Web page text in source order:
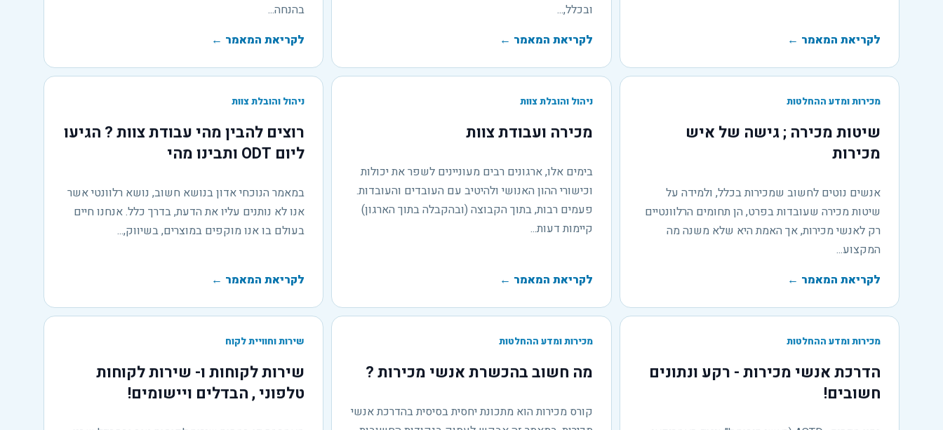
לקריאת המאמר ←
ובכלל,...
לקריאת המאמר ←
בהנחה...
לקריאת המאמר ←
מכירות ומדע ההחלטות
שיטות מכירה ; גישה של איש
מכירות
אנשים נוטים לחשוב שמכירות בכלל, ולמידה על
שיטות מכירה שעובדות בפרט, הן תחומים הרלוונטיים
רק לאנשי מכירות, אך האמת היא שלא משנה מה
המקצוע...
לקריאת המאמר ←
ניהול והובלת צוות
מכירה ועבודת צוות
בימים אלו, ארגונים רבים מעוניינים לשפר את יכולות
וכישורי ההון האנושי ולהיטיב עם העובדים והעובדות.
פעמים רבות, בתוך הקבוצה (ובהקבלה בתוך הארגון)
קיימות דעות...
לקריאת המאמר ←
ניהול והובלת צוות
רוצים להבין מהי עבודת צוות ? הגיעו
ליום ODT ותבינו מהי
במאמר הנוכחי אדון בנושא חשוב, נושא רלוונטי אשר
אנו לא נותנים עליו את הדעת, בדרך כלל. אנחנו חיים
בעולם בו אנו מוקפים במוצרים, בשיווק,...
לקריאת המאמר ←
מכירות ומדע ההחלטות
הדרכת אנשי מכירות - רקע ונתונים
חשובים!
מכירות ומדע ההחלטות
מה חשוב בהכשרת אנשי מכירות ?
קורס מכירות הוא מתכונת יחסית בסיסית בהדרכת אנשי
שירות וחוויית לקוח
שירות לקוחות ו- שירות לקוחות
טלפוני , הבדלים ויישומים!